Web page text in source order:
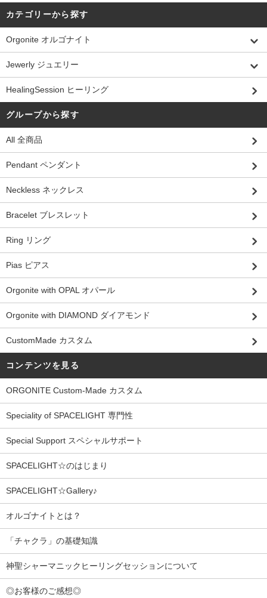
カテゴリーから探す
Orgonite オルゴナイト
Jewerly ジュエリー
HealingSession ヒーリング
グループから探す
All 全商品
Pendant ペンダント
Neckless ネックレス
Bracelet ブレスレット
Ring リング
Pias ピアス
Orgonite with OPAL オパール
Orgonite with DIAMOND ダイアモンド
CustomMade カスタム
コンテンツを見る
ORGONITE Custom-Made カスタム
Speciality of SPACELIGHT 専門性
Special Support スペシャルサポート
SPACELIGHT☆のはじまり
SPACELIGHT☆Gallery♪
オルゴナイトとは？
「チャクラ」の基礎知識
神聖シャーマニックヒーリングセッションについて
◎お客様のご感想◎